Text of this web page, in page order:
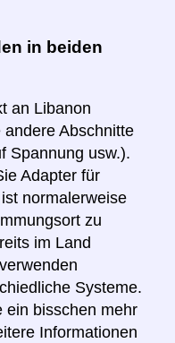
in beiden
an Libanon
Abschnitte
Spannung usw.).
Adapter für
normalerweise
zu
im Land
Systeme.
ein bisschen mehr
Informationen